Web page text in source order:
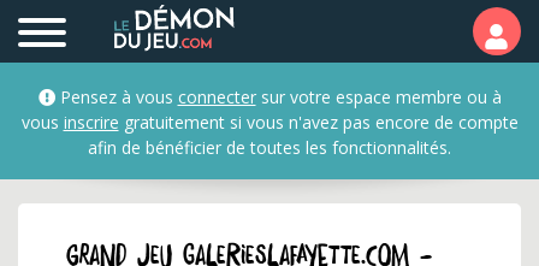
Pensez à vous connectersur votre espace membre ou à
vous inscrire gratuitement si vous n'avez pas encore de compte
afin de bénéficier de toutes les fonctionnalités.
GRAND JEU galerieslafayette.com -